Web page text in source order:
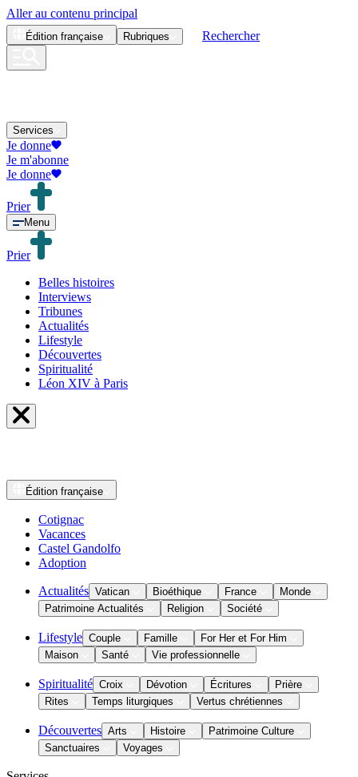
Aller au contenu principal
Édition française Rubriques Rechercher
Services
Je donne
Je m'abonne
Je donne
Prier
Menu
Prier
Belles histoires
Interviews
Tribunes
Actualités
Lifestyle
Découvertes
Spiritualité
Léon XIV à Paris
Édition française
Cotignac
Vacances
Castel Gandolfo
Adoption
Actualités Vatican Bioéthique France
Monde
Patrimoine Actualités
Religion Société
Lifestyle Couple Famille
For Her et For Him
Maison
Santé Vie professionnelle
Spiritualité Croix Dévotion Écritures
Prière
Rites
Temps liturgiques Vertus chrétiennes
Découvertes Arts Histoire
Patrimoine Culture
Sanctuaires
Voyages